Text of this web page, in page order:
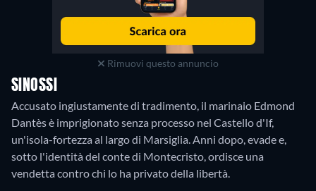
Rimuovi questo annuncio
SINOSSI
Accusato ingiustamente di tradimento, il marinaio Edmond
Dantès è imprigionato senza processo nel Castello d'If,
un'isola-fortezza al largo di Marsiglia. Anni dopo, evade e,
sotto l'identità del conte di Montecristo, ordisce una
vendetta contro chi lo ha privato della libertà.